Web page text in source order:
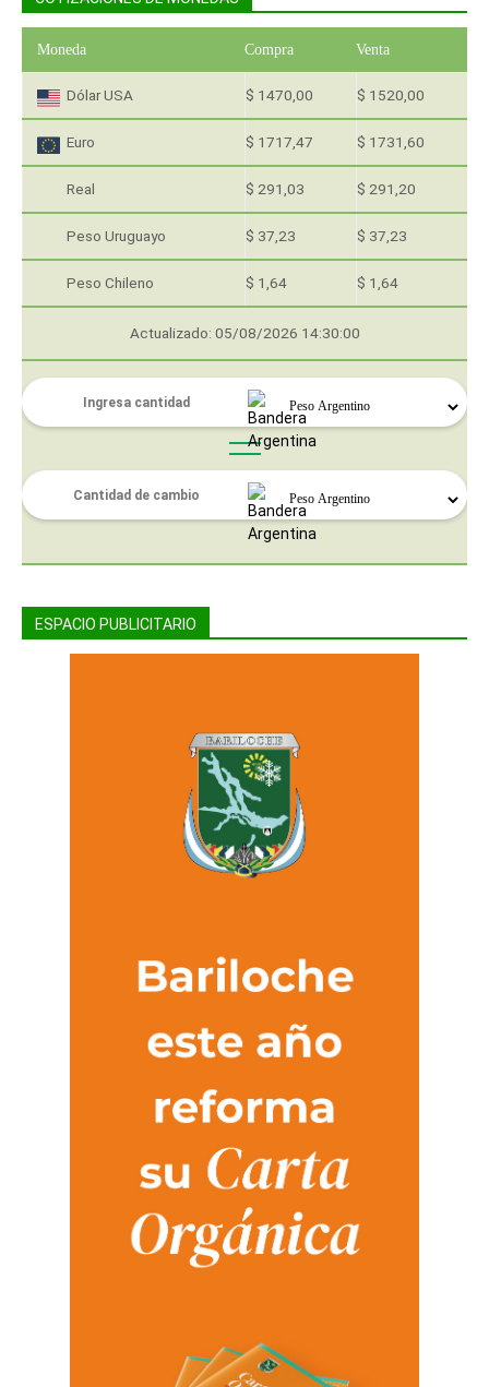
Moneda Compra Venta
Dólar USA $ 1470,00 $ 1520,00
Euro $ 1717,47 $ 1731,60
Real $ 291,03 $ 291,20
Peso Uruguayo $ 37,23 $ 37,23
Peso Chileno $ 1,64 $ 1,64
Actualizado: 05/08/2026 14:30:00
ESPACIO PUBLICITARIO